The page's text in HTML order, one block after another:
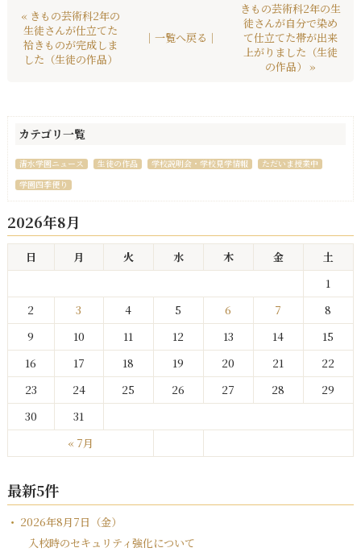
« きもの芸術科2年の
生徒さんが仕立てた
袷きものが完成しま
した（生徒の作品）
｜一覧へ戻る｜
きもの芸術科2年の生
徒さんが自分で染め
て仕立てた帯が出来
上がりました（生徒
の作品） »
カテゴリ一覧
清水学園ニュース 生徒の作品 学校説明会・学校見学情報
ただいま授業中
学園四季便り
2026年8月
日 月 火 水 木 金 土
« 7月
1
2
3 4 5 6 7
8
9
10 11 12 13 14
15
16
17 18 19 20 21
22
23
24 25 26 27 28
29
30
31
最新5件
2026年8月7日（金）
入校時のセキュリティ強化について